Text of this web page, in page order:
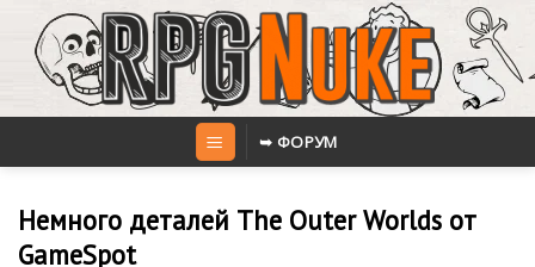
content
➥ ФОРУМ
Немного деталей The Outer Worlds от
GameSpot